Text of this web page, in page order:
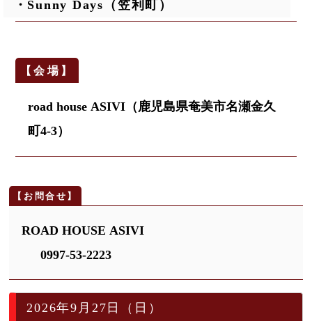
・Sunny Days（笠利町）
road house ASIVI（鹿児島県奄美市名瀬金久
町4-3）
ROAD HOUSE ASIVI
0997-53-2223
2026年9月27日（日）